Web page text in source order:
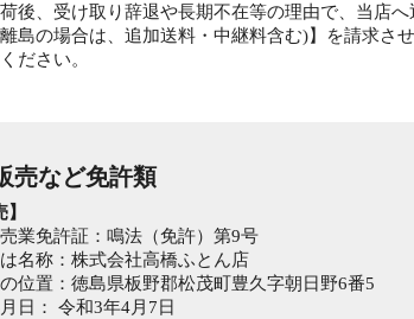
後、受け取り辞退や長期不在等の理由で、当店
島の場合は、追加送料・中継料含む)】を請求さ
ださい。
売など免許類
業免許証：鳴法（免許）第9号
名称：株式会社高橋ふとん店
位置：徳島県板野郡松茂町豊久字朝日野6番5
日： 令和3年4月7日